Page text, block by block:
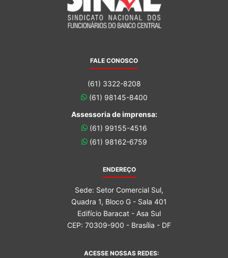
FALE CONOSCO
(61) 3322-8208
(61) 98145-8400
Assessoria de imprensa:
(61) 99155-4516
(61) 98162-6759
ENDEREÇO
Sede: Setor Comercial Sul,
Quadra 1, Bloco G - Sala 401
Edifício Baracat - Asa Sul
CEP: 70309-900 - Brasília - DF
ACESSE NOSSAS REDES: